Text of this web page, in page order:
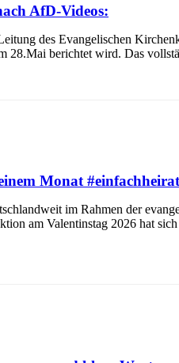
AfD-Videos:
des Evangelischen
28.Mai berichtet wird. Das
Monat
im Rahmen der
am Valentinstag 2026 hat